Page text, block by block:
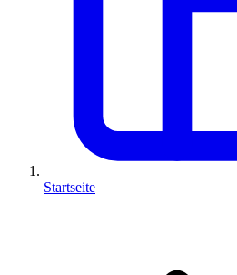
Startseite